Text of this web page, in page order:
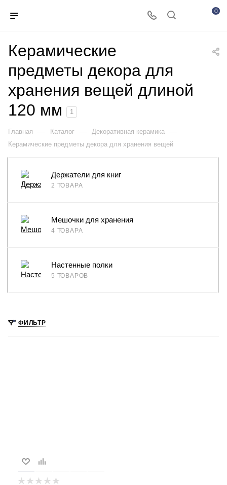
0
Керамические
предметы декора для
хранения вещей длиной
120 мм
1
Главная — Каталог — Декоративная керамика —
Керамические предметы декора для хранения вещей
Держатели для книг
2 ТОВАРА
Мешочки для хранения
4 ТОВАРА
Настенные полки
5 ТОВАРОВ
ФИЛЬТР